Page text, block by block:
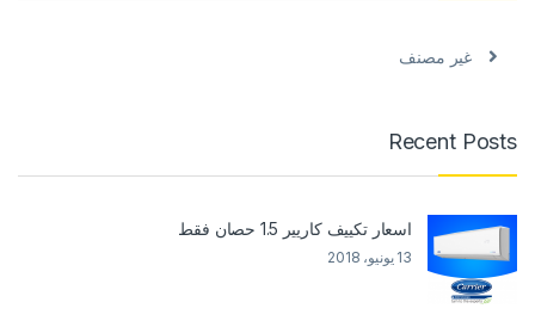
غير مصنف
Recent Posts
اسعار تكييف كاريير 1.5 حصان فقط
13 يونيو، 2018